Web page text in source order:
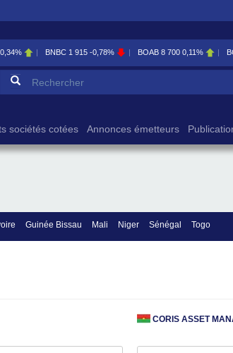
0,34% BNBC 1 915 -0,78% BOAB 8 700 0,11%
Formulaire de recherche
sociétés cotées Annonces émetteurs
Guinée Bissau Mali Niger Sénégal Togo
CORIS ASSET